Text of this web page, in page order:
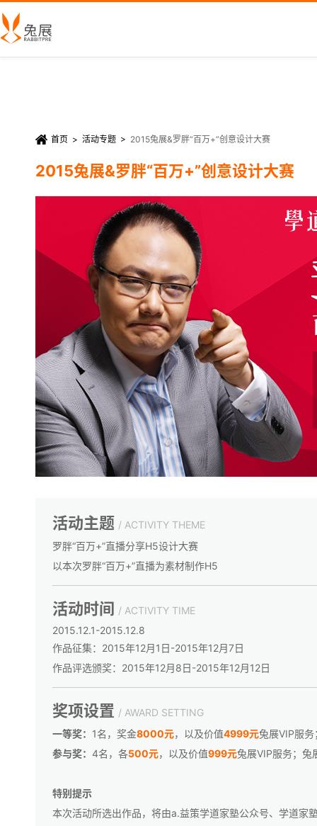
首页 > 活动专题 > 2015兔展&罗胖“百万+”创意设计大赛
2015兔展&罗胖“百万+”创意设计大赛
活动主题 / ACTIVITY THEME
罗胖“百万+”直播分享H5设计大赛
以本次罗胖“百万+”直播为素材制作H5
活动时间 / ACTIVITY TIME
2015.12.1-2015.12.8
作品征集：2015年12月1日-2015年12月7日
作品评选颁奖：2015年12月8日-2015年12月12日
奖项设置 / AWARD SETTING
一等奖： 1名，奖金8000元，以及价值4999元兔展VIP服
参与奖： 4名，各500元，以及价值999元兔展VIP服务；兔
特别提示
本次活动所选出作品，将由a.益策学道家塾公众号、学道家